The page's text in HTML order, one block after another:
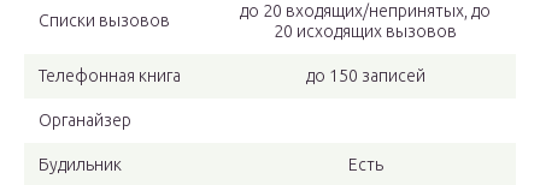
Списки вызовов
до 20 входящих/непринятых, до
20 исходящих вызовов
Телефонная книга до 150 записей
Органайзер
Будильник Есть